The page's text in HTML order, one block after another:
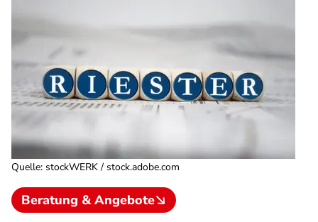
Quelle: stockWERK / stock.adobe.com
Beratung & Angebote